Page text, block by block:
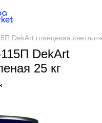
DekArt глянцевая светло-
DekArt
25 кг